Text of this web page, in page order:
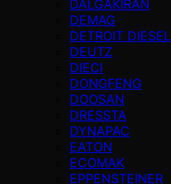
DALGAKIRAN
DEMAG
DETROIT DIESEL
DEUTZ
DIECI
DONGFENG
DOOSAN
DRESSTA
DYNAPAC
EATON
ECOMAK
EPPENSTEINER